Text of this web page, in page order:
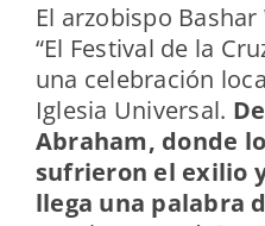
El arzobispo
“El Festival de la
una celebración
Iglesia Universal.
Abraham, donde
sufrieron el exilio
llega una palabra